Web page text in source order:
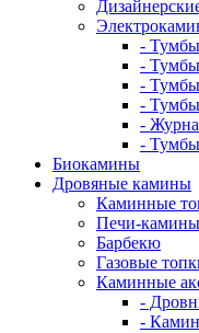
-
-
-
-
-
- Тумбы
Биокамины
Дровяные камины
Каминные
Печи-камины
Барбекю
Газовые
Каминные
-
-